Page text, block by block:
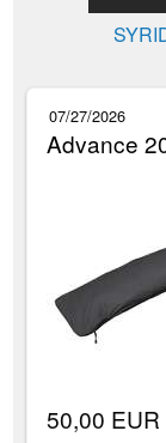
07/27/2026
Advance
50,00 EUR